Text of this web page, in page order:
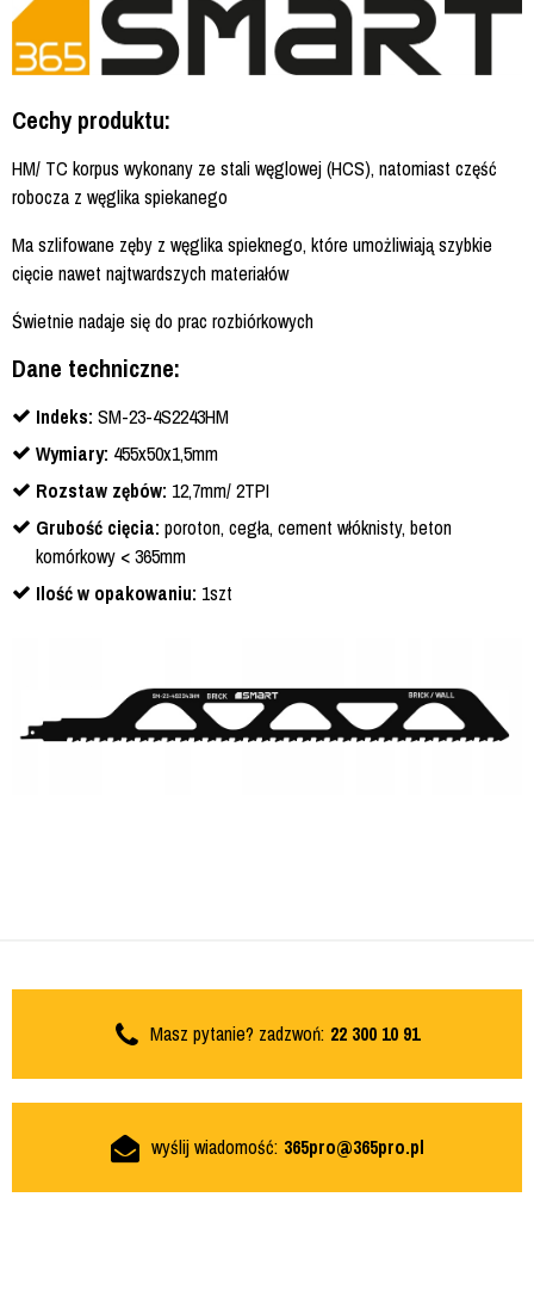
Cechy produktu:
HM/ TC korpus wykonany ze stali węglowej (HCS), natomiast część
robocza z węglika spiekanego
Ma szlifowane zęby z węglika spieknego, które umożliwiają szybkie
cięcie nawet najtwardszych materiałów
Świetnie nadaje się do prac rozbiórkowych
Dane techniczne:
Indeks: SM-23-4S2243HM
Wymiary: 455x50x1,5mm
Rozstaw zębów: 12,7mm/ 2TPI
Grubość cięcia: poroton, cegła, cement włóknisty, beton
komórkowy < 365mm
Ilość w opakowaniu: 1szt
Masz pytanie? zadzwoń: 22 300 10 91
wyślij wiadomość: 365pro@365pro.pl